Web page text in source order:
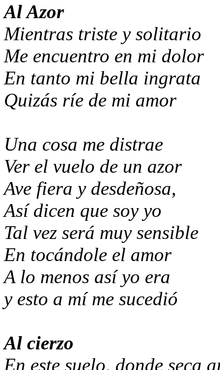
Al Azor
Mientras triste y solitario
Me encuentro en mi dolor
En tanto mi bella ingrata
Quizás ríe de mi amor
Una cosa me distrae
Ver el vuelo de un azor
Ave fiera y desdeñosa,
Así dicen que soy yo
Tal vez será muy sensible
En tocándole el amor
A lo menos así yo era
y esto a mí me sucedió
Al cierzo
En este suelo, donde seca